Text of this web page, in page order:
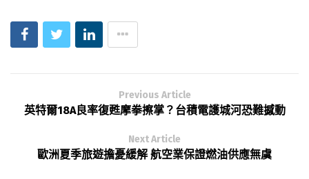
Previous Article
英特爾18A良率復甦摩拳擦掌？台積電護城河恐難撼動
Next Article
歐洲夏季旅遊擔憂緩解 航空業保證燃油供應無虞